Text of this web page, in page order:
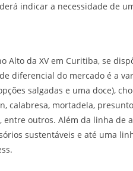
indicar a necessidade de
Alto da XV em Curitiba, se
diferencial do mercado é a
salgadas e uma doce),
calabresa, mortadela,
outros. Além da linha de
sustentáveis e até uma